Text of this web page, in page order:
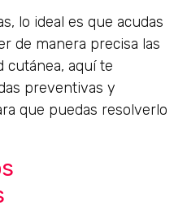
lo ideal es que acudas
de manera precisa las
cutánea, aquí te
preventivas y
que puedas resolverlo